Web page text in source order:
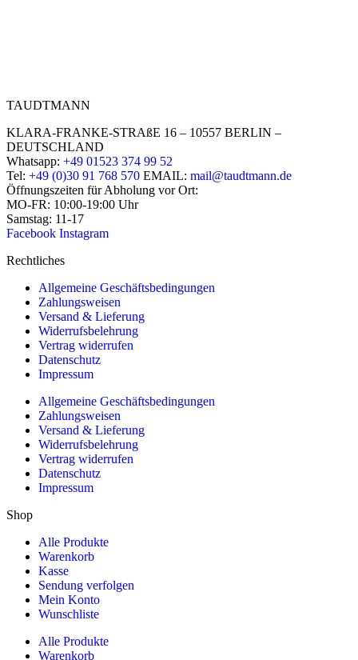
TAUDTMANN
KLARA-FRANKE-STRAßE 16 – 10557 BERLIN –
DEUTSCHLAND
Whatsapp: +49 01523 374 99 52
Tel: +49 (0)30 91 768 570 EMAIL: mail@taudtmann.de
Öffnungszeiten für Abholung vor Ort:
MO-FR: 10:00-19:00 Uhr
Samstag: 11-17
Facebook Instagram
Rechtliches
Allgemeine Geschäftsbedingungen
Zahlungsweisen
Versand & Lieferung
Widerrufsbelehrung
Vertrag widerrufen
Datenschutz
Impressum
Allgemeine Geschäftsbedingungen
Zahlungsweisen
Versand & Lieferung
Widerrufsbelehrung
Vertrag widerrufen
Datenschutz
Impressum
Shop
Alle Produkte
Warenkorb
Kasse
Sendung verfolgen
Mein Konto
Wunschliste
Alle Produkte
Warenkorb